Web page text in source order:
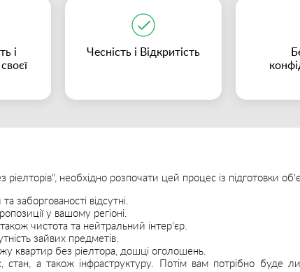
і
Чесність і Відкритість
необхідно розпочати цей процес із підготовки
заборгованості відсутні.
у вашому регіоні.
чистота та нейтральний інтер'єр.
зайвих предметів.
квартир без ріелтора, дошці оголошень.
стан, а також інфраструктуру. Потім вам потрібно буде